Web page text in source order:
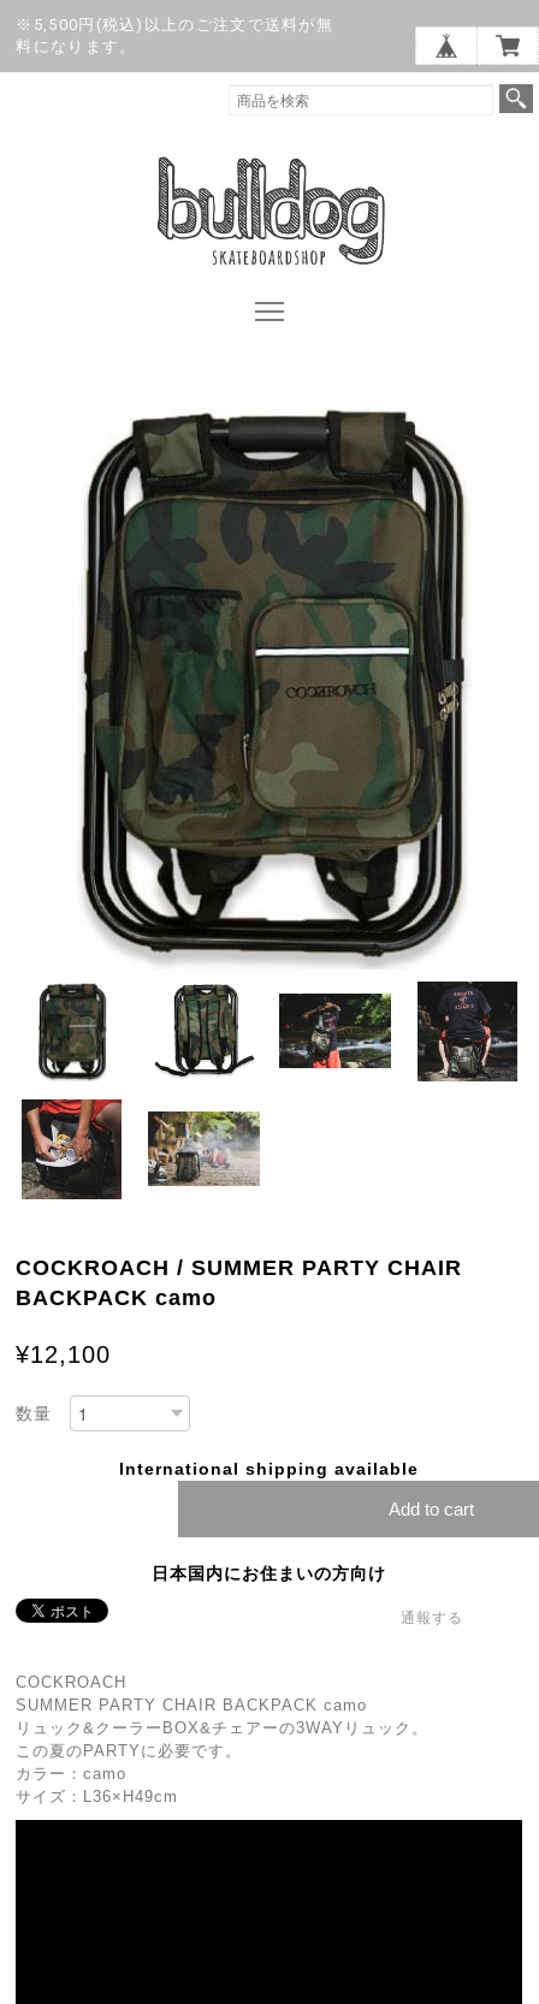
※5,500円(税込)以上のご注文で送料が無
料になります。
COCKROACH / SUMMER PARTY CHAIR
BACKPACK camo
¥12,100
数量
International shipping available
Add to cart
日本国内にお住まいの方向け
通報する
COCKROACH
SUMMER PARTY CHAIR BACKPACK camo
リュック&クーラーBOX&チェアーの3WAYリュック。
この夏のPARTYに必要です。
カラー：camo
サイズ：L36×H49cm